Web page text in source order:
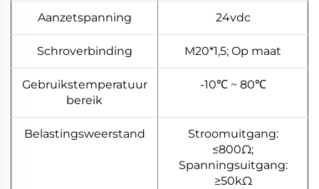
Aanzetspanning 24vdc
Schroverbinding M20*1,5; Op maat
Gebruikstemperatuur
bereik
-10℃ ~ 80℃
Belastingsweerstand
Stroomuitgang:
≤800Ω;
Spanningsuitgang:
≥50kΩ